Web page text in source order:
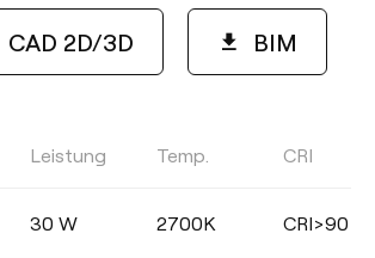
CAD 2D/3D BIM
Leistung Temp. CRI
30 W 2700K CRI>90